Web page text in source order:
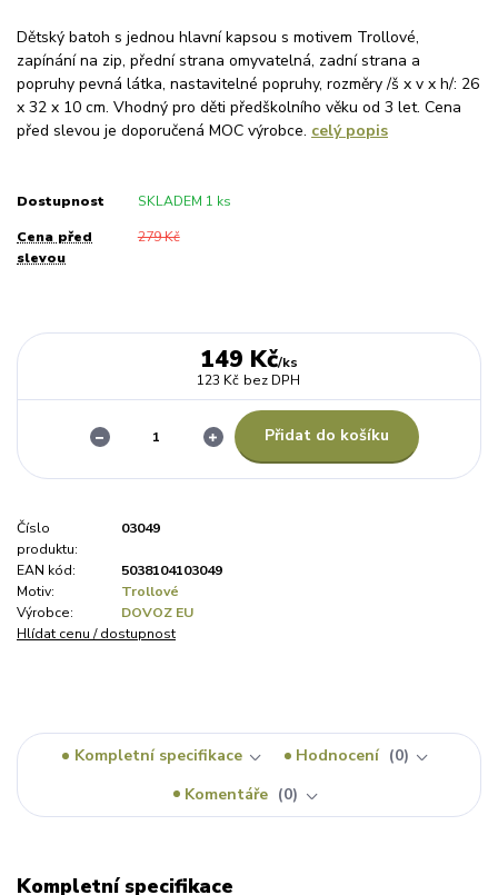
Dětský batoh s jednou hlavní kapsou s motivem Trollové,
zapínání na zip, přední strana omyvatelná, zadní strana a
popruhy pevná látka, nastavitelné popruhy, rozměry /š x v x h/: 26
x 32 x 10 cm. Vhodný pro děti předškolního věku od 3 let. Cena
před slevou je doporučená MOC výrobce. celý popis
Dostupnost SKLADEM 1 ks
Cena před
slevou
279 Kč
149 Kč/ks
123 Kč bez DPH
Přidat do košíku
Číslo
produktu:
03049
EAN kód:
5038104103049
Motiv:
Trollové
Výrobce:
DOVOZ EU
Hlídat cenu / dostupnost
Kompletní specifikace Hodnocení
0
Komentáře
0
Kompletní specifikace